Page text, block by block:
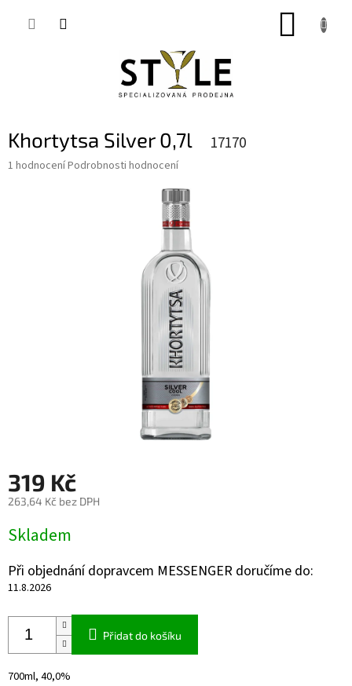
Khortytsa Silver 0,7l 17170
Průměrné
1 hodnoceníPodrobnosti hodnocení
319 Kč
263,64 Kč bez DPH
cena:
Skladem
Při objednání dopravcem MESSENGER doručíme do:
11.8.2026
Přidat do košíku
700ml, 40,0%